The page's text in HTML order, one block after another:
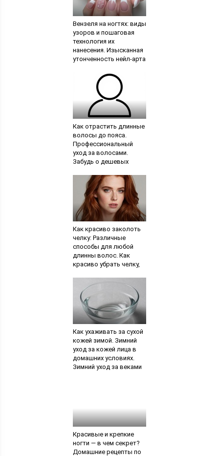
Вензеля на ногтях: виды
узоров и пошаговая
технология их
нанесения. Изысканная
утонченность нейл-арта
Как отрастить длинные
волосы до пояса.
Профессиональный
уход за волосами.
Забудь о дешевых
средствах
Как красиво заколоть
челку: Различные
способы для любой
длинны волос. Как
красиво убрать челку,
Как ухаживать за сухой
кожей зимой. Зимний
уход за кожей лица в
домашних условиях.
Зимний уход за веками
Красивые и крепкие
ногти — в чем секрет?
Домашние рецепты по